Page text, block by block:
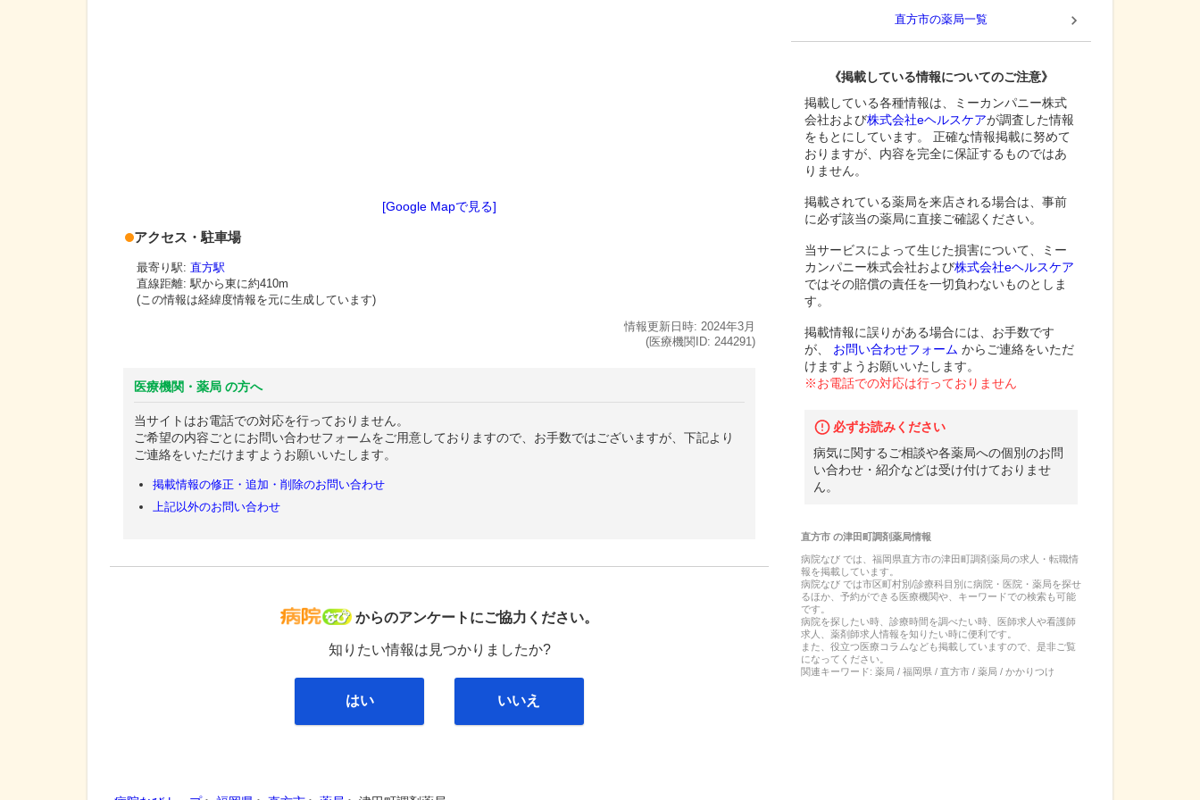
[Google Mapで見る]
アクセス・駐車場
最寄り駅: 直方駅
直線距離: 駅から東に約410m
(この情報は経緯度情報を元に生成しています)
情報更新日時: 2024年3月
(医療機関ID: 244291)
医療機関・薬局 の方へ
当サイトはお電話での対応を行っておりません。
ご希望の内容ごとにお問い合わせフォームをご用意しておりますので、お手数ではございますが、下記より
ご連絡をいただけますようお願いいたします。
掲載情報の修正・追加・削除のお問い合わせ
上記以外のお問い合わせ
病院なび
からのアンケートにご協力ください。
知りたい情報は見つかりましたか?
はい いいえ
直方市の薬局一覧
《掲載している情報についてのご注意》
掲載している各種情報は、ミーカンパニー株式
会社および株式会社eヘルスケアが調査した情報
をもとにしています。 正確な情報掲載に努めて
おりますが、内容を完全に保証するものではあ
りません。
掲載されている薬局を来店される場合は、事前
に必ず該当の薬局に直接ご確認ください。
当サービスによって生じた損害について、ミー
カンパニー株式会社および株式会社eヘルスケア
ではその賠償の責任を一切負わないものとしま
す。
掲載情報に誤りがある場合には、お手数です
が、
お問い合わせフォーム からご連絡をいただ
けますようお願いいたします。
※お電話での対応は行っておりません
必ずお読みください
病気に関するご相談や各薬局への個別のお問
い合わせ・紹介などは受け付けておりませ
ん。
直方市の津田町調剤薬局情報
病院なび では、 福岡県直方市の津田町調剤薬局の求人・転職情
報を掲載しています。
病院なび では市区町村別/診療科目別に病院・医院・薬局を探せ
るほか、予約ができる医療機関や、キーワードでの検索も可能
です。
病院を探したい時、診療時間を調べたい時、医師求人や看護師
求人、薬剤師求人情報を知りたい時に便利です。
また、役立つ医療コラムなども掲載していますので、是非ご覧
になってください。
関連キーワード: 薬局 / 福岡県 / 直方市 / 薬局 / かかりつけ